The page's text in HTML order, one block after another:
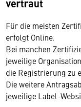
vertraut
Für die meisten
erfolgt Online.
Bei manchen
jeweilige
die Registrierung zu
Die weitere
jeweilige Label-